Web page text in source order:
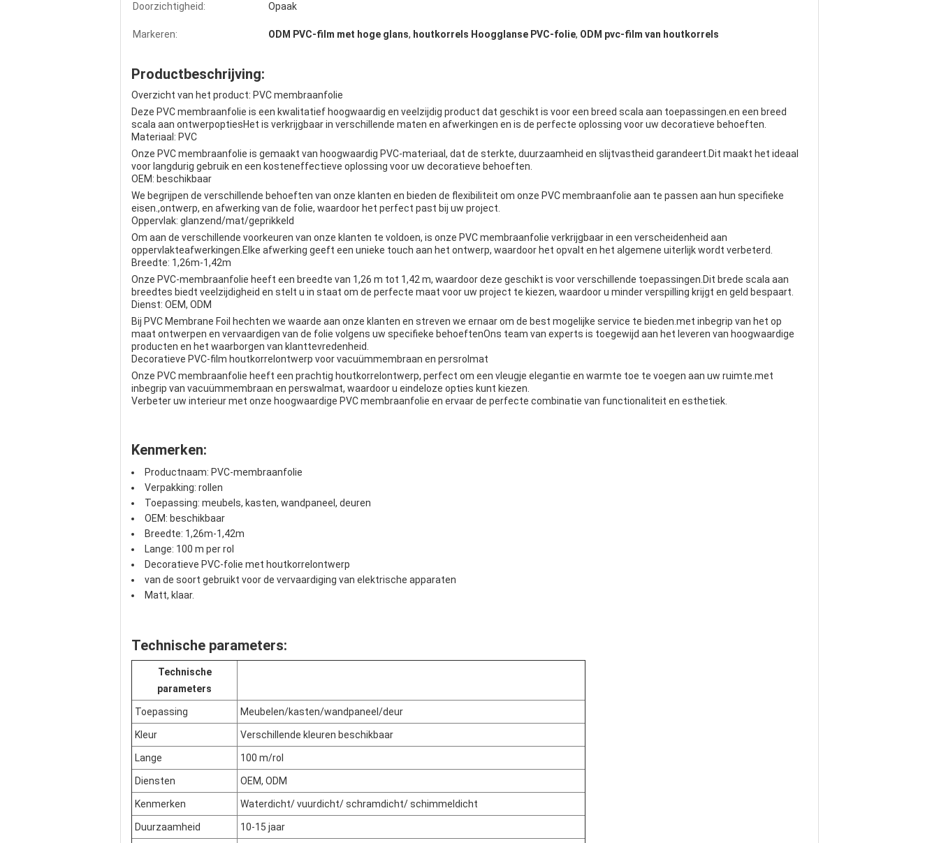
Doorzichtigheid: Opaak
Markeren: ODM PVC-film met hoge glans, houtkorrels Hoogglanse PVC-folie, ODM pvc-film van houtkorrels
Productbeschrijving:
Overzicht van het product: PVC membraanfolie
Deze PVC membraanfolie is een kwalitatief hoogwaardig en veelzijdig product dat geschikt is voor een breed scala aan toepassingen.en een breed
scala aan ontwerpoptiesHet is verkrijgbaar in verschillende maten en afwerkingen en is de perfecte oplossing voor uw decoratieve behoeften.
Materiaal: PVC
Onze PVC membraanfolie is gemaakt van hoogwaardig PVC-materiaal, dat de sterkte, duurzaamheid en slijtvastheid garandeert.Dit maakt het ideaal
voor langdurig gebruik en een kosteneffectieve oplossing voor uw decoratieve behoeften.
OEM: beschikbaar
We begrijpen de verschillende behoeften van onze klanten en bieden de flexibiliteit om onze PVC membraanfolie aan te passen aan hun specifieke
eisen.,ontwerp, en afwerking van de folie, waardoor het perfect past bij uw project.
Oppervlak: glanzend/mat/geprikkeld
Om aan de verschillende voorkeuren van onze klanten te voldoen, is onze PVC membraanfolie verkrijgbaar in een verscheidenheid aan
oppervlakteafwerkingen.Elke afwerking geeft een unieke touch aan het ontwerp, waardoor het opvalt en het algemene uiterlijk wordt verbeterd.
Breedte: 1,26m-1,42m
Onze PVC-membraanfolie heeft een breedte van 1,26 m tot 1,42 m, waardoor deze geschikt is voor verschillende toepassingen.Dit brede scala aan
breedtes biedt veelzijdigheid en stelt u in staat om de perfecte maat voor uw project te kiezen, waardoor u minder verspilling krijgt en geld bespaart.
Dienst: OEM, ODM
Bij PVC Membrane Foil hechten we waarde aan onze klanten en streven we ernaar om de best mogelijke service te bieden.met inbegrip van het op
maat ontwerpen en vervaardigen van de folie volgens uw specifieke behoeftenOns team van experts is toegewijd aan het leveren van hoogwaardige
producten en het waarborgen van klanttevredenheid.
Decoratieve PVC-film houtkorrelontwerp voor vacuümmembraan en persrolmat
Onze PVC membraanfolie heeft een prachtig houtkorrelontwerp, perfect om een vleugje elegantie en warmte toe te voegen aan uw ruimte.met
inbegrip van vacuümmembraan en perswalmat, waardoor u eindeloze opties kunt kiezen.
Verbeter uw interieur met onze hoogwaardige PVC membraanfolie en ervaar de perfecte combinatie van functionaliteit en esthetiek.
Kenmerken:
Productnaam: PVC-membraanfolie
Verpakking: rollen
Toepassing: meubels, kasten, wandpaneel, deuren
OEM: beschikbaar
Breedte: 1,26m-1,42m
Lange: 100 m per rol
Decoratieve PVC-folie met houtkorrelontwerp
van de soort gebruikt voor de vervaardiging van elektrische apparaten
Matt, klaar.
Technische parameters:
Technische
parameters
Toepassing Meubelen/kasten/wandpaneel/deur
Kleur Verschillende kleuren beschikbaar
Lange 100 m/rol
Diensten OEM, ODM
Kenmerken Waterdicht/ vuurdicht/ schramdicht/ schimmeldicht
Duurzaamheid 10-15 jaar